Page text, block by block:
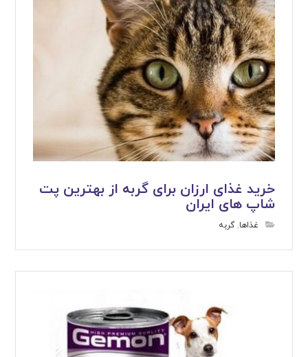
خرید غذای ارزان برای گربه از بهترین پت
شاپ های ایران
غذاها,گربه